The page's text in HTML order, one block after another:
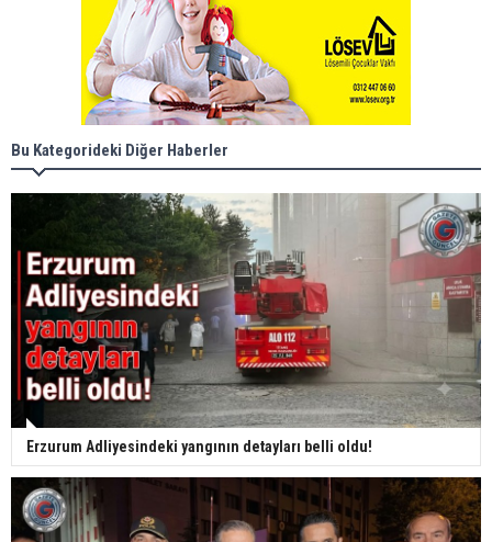
Bu Kategorideki Diğer Haberler
Erzurum Adliyesindeki yangının detayları belli oldu!